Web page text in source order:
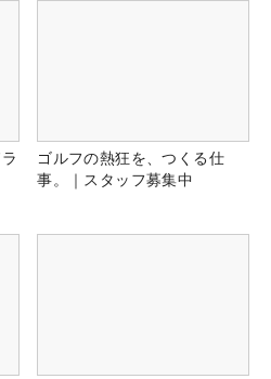
ゴルフの熱狂を、つくる仕
事。｜スタッフ募集中